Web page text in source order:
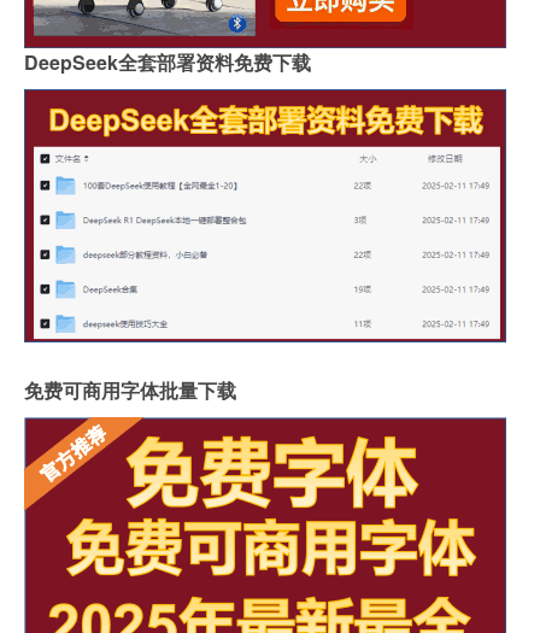
DeepSeek全套部署资料免费下载
免费可商用字体批量下载